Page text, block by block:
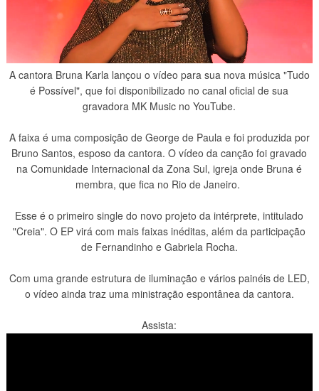
A cantora Bruna Karla lançou o vídeo para sua nova música "Tudo
é Possível", que foi disponibilizado no canal oficial de sua
gravadora MK Music no YouTube.
A faixa é uma composição de George de Paula e foi produzida por
Bruno Santos, esposo da cantora. O vídeo da canção foi gravado
na Comunidade Internacional da Zona Sul, igreja onde Bruna é
membra, que fica no Rio de Janeiro.
Esse é o primeiro single do novo projeto da intérprete, intitulado
"Creia". O EP virá com mais faixas inéditas, além da participação
de Fernandinho e Gabriela Rocha.
Com uma grande estrutura de iluminação e vários painéis de LED,
o vídeo ainda traz uma ministração espontânea da cantora.
Assista: